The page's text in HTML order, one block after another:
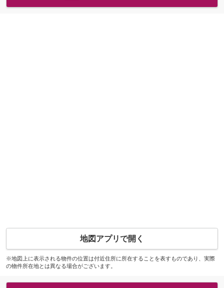
地図アプリで開く
※地図上に表示される物件の位置は付近住所に所在することを表すものであり、実際
の物件所在地とは異なる場合がございます。